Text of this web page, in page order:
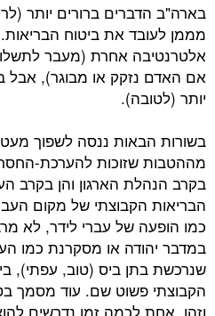
בארה"ב הדברים ברורים יותר
מממן לעובד את ביטוח
אלטרנטיבה אחרת (מעבר
אם האדם נזקק או מבוגר), אבל
יותר (לטובה).
בשורות הבאות ננסה לשפוך
מההטבות שזוכות להערכת-החסר
בקרב הנהלת הארגון והן בקרב
הבריאות הקבוצתי של מקום
כמו הופעה של עברי לידר, לא
במדבר יהודה או מסקרנת כמו
שנרכשת בתן ביס (טוב, עפתי),
הקבוצתי פשוט שם. עוד מסמך
וזהו. אחת לכמה זמן נדרשים